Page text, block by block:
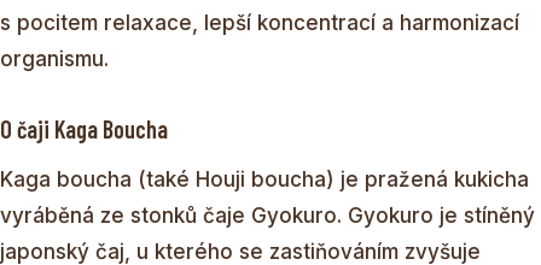
s pocitem relaxace, lepší koncentrací a harmonizací
organismu.
O čaji Kaga Boucha
Kaga boucha (také Houji boucha) je pražená kukicha
vyráběná ze stonků čaje Gyokuro. Gyokuro je stíněný
japonský čaj, u kterého se zastiňováním zvyšuje